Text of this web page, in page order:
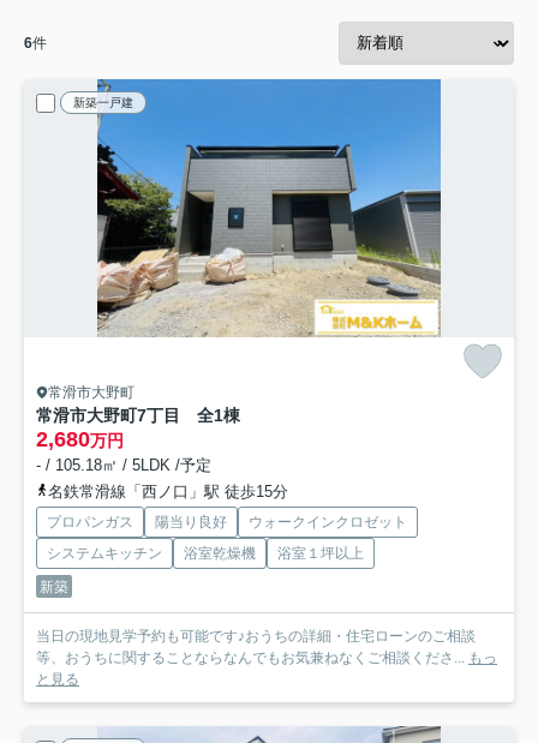
6件
新築一戸建
常滑市大野町
常滑市大野町7丁目 全1棟
2,680万円
- / 105.18㎡ / 5LDK /予定
名鉄常滑線「西ノ口」駅 徒歩15分
プロパンガス 陽当り良好
ウォークインクロゼット
システムキッチン
浴室乾燥機
浴室１坪以上
新築
当日の現地見学予約も可能です♪おうちの詳細・住宅ローンのご相談
等、おうちに関することならなんでもお気兼ねなくご相談くださ... もっ
と見る